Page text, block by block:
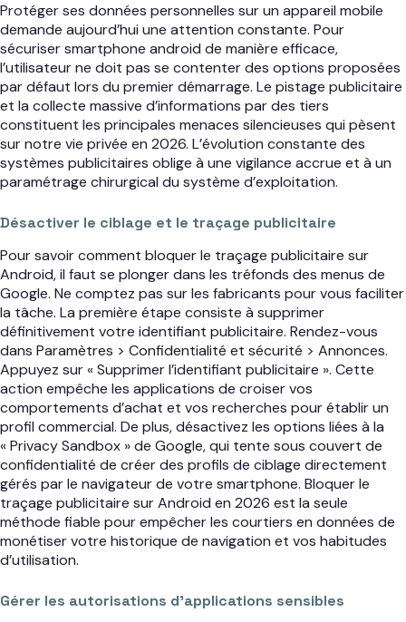
Protéger ses données personnelles sur un appareil mobile
demande aujourd’hui une attention constante. Pour
sécuriser smartphone android de manière efficace,
l’utilisateur ne doit pas se contenter des options proposées
par défaut lors du premier démarrage. Le pistage publicitaire
et la collecte massive d’informations par des tiers
constituent les principales menaces silencieuses qui pèsent
sur notre vie privée en 2026. L’évolution constante des
systèmes publicitaires oblige à une vigilance accrue et à un
paramétrage chirurgical du système d’exploitation.
Désactiver le ciblage et le traçage publicitaire
Pour savoir comment bloquer le traçage publicitaire sur
Android, il faut se plonger dans les tréfonds des menus de
Google. Ne comptez pas sur les fabricants pour vous faciliter
la tâche. La première étape consiste à supprimer
définitivement votre identifiant publicitaire. Rendez-vous
dans Paramètres > Confidentialité et sécurité > Annonces.
Appuyez sur « Supprimer l’identifiant publicitaire ». Cette
action empêche les applications de croiser vos
comportements d’achat et vos recherches pour établir un
profil commercial. De plus, désactivez les options liées à la
« Privacy Sandbox » de Google, qui tente sous couvert de
confidentialité de créer des profils de ciblage directement
gérés par le navigateur de votre smartphone. Bloquer le
traçage publicitaire sur Android en 2026 est la seule
méthode fiable pour empêcher les courtiers en données de
monétiser votre historique de navigation et vos habitudes
d’utilisation.
Gérer les autorisations d’applications sensibles